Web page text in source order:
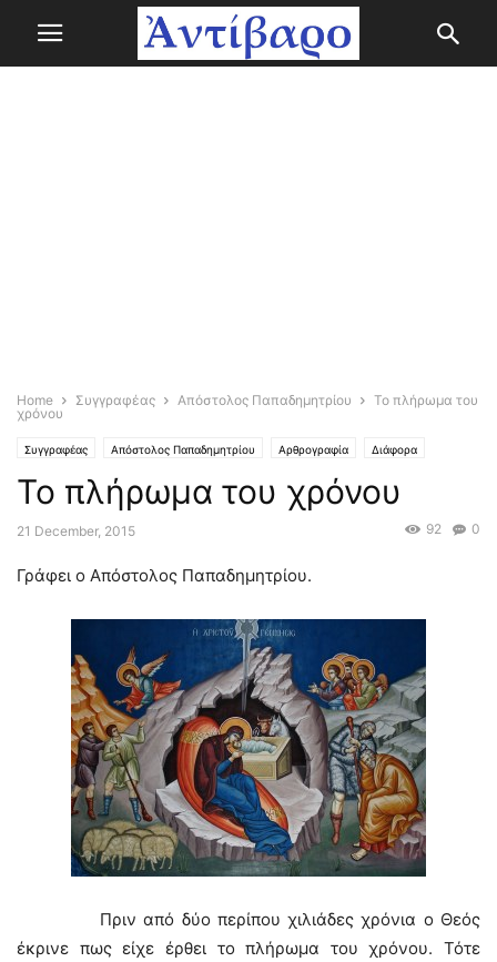
Home Συγγραφέας Απόστολος Παπαδημητρίου
Το πλήρωμα του
χρόνου
Συγγραφέας Απόστολος Παπαδημητρίου Αρθρογραφία Διάφορα
Το πλήρωμα του χρόνου
21 December, 2015 0
92
Γρἀφει ο Απόστολος Παπαδημητρίου.
Πριν από δύο περίπου χιλιάδες χρόνια ο Θεός
έκρινε πως είχε έρθει το πλήρωμα του χρόνου. Τότε